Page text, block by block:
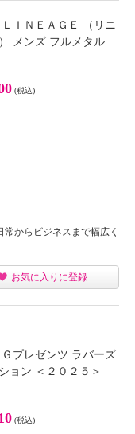
ＩＮＥＡＧＥ （リニ
メンズ フルメタル
(税込)
からビジネスまで幅広く
お気に入りに登録
プレゼンツ ラバーズ
ョン ＜２０２５＞
(税込)